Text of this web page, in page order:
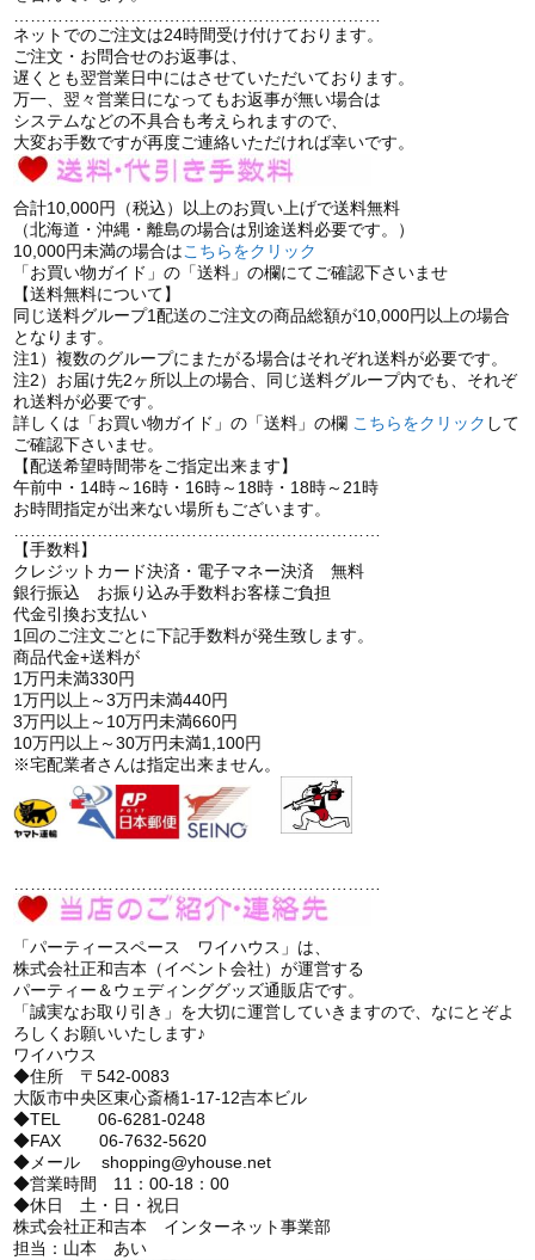
…………………………………………………………
ネットでのご注文は24時間受け付けております。
ご注文・お問合せのお返事は、
遅くとも翌営業日中にはさせていただいております。
万一、翌々営業日になってもお返事が無い場合は
システムなどの不具合も考えられますので、
大変お手数ですが再度ご連絡いただければ幸いです。
合計10,000円（税込）以上のお買い上げで送料無料
（北海道・沖縄・離島の場合は別途送料必要です。）
10,000円未満の場合はこちらをクリック
「お買い物ガイド」の「送料」の欄にてご確認下さいませ
【送料無料について】
同じ送料グループ1配送のご注文の商品総額が10,000円以上の場合
となります。
注1）複数のグループにまたがる場合はそれぞれ送料が必要です。
注2）お届け先2ヶ所以上の場合、同じ送料グループ内でも、それぞ
れ送料が必要です。
詳しくは「お買い物ガイド」の「送料」の欄 こちらをクリック して
ご確認下さいませ。
【配送希望時間帯をご指定出来ます】
午前中・14時～16時・16時～18時・18時～21時
お時間指定が出来ない場所もございます。
…………………………………………………………
【手数料】
クレジットカード決済・電子マネー決済 無料
銀行振込 お振り込み手数料お客様ご負担
代金引換お支払い
1回のご注文ごとに下記手数料が発生致します。
商品代金+送料が
1万円未満330円
1万円以上～3万円未満440円
3万円以上～10万円未満660円
10万円以上～30万円未満1,100円
※宅配業者さんは指定出来ません。
…………………………………………………………
「パーティースペース ワイハウス」は、
株式会社正和吉本（イベント会社）が運営する
パーティー＆ウェディンググッズ通販店です。
「誠実なお取り引き」を大切に運営していきますので、なにとぞよ
ろしくお願いいたします♪
ワイハウス
◆住所 〒542-0083
大阪市中央区東心斎橋1-17-12吉本ビル
◆TEL 06-6281-0248
◆FAX 06-7632-5620
◆メール shopping@yhouse.net
◆営業時間 11：00-18：00
◆休日 土・日・祝日
株式会社正和吉本 インターネット事業部
担当：山本 あい